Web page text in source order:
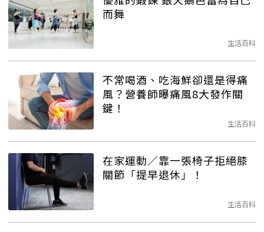
而舞
生活百科
不常喝酒、吃海鮮卻還是得痛
風？營養師曝痛風8大發作關
鍵！
生活百科
在家運動／靠一張椅子拒絕膝
關節「提早退休」！
生活百科